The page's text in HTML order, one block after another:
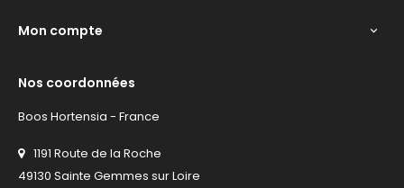
Mon compte 
Nos coordonnées
Boos Hortensia - France
1191 Route de la Roche
49130 Sainte Gemmes sur Loire